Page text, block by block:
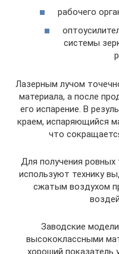
рабочего
системы
Лазерным лучом
материала, а после
его испарение. В
краем, испаряющийся
что
Для получения ровных
используют технику
сжатым воздухом
Заводские
высококлассными
хороший показатель